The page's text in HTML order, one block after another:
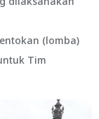
(lomba)
Tim